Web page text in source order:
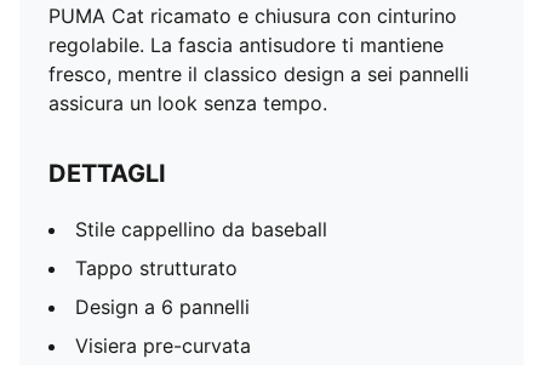
PUMA Cat ricamato e chiusura con cinturino
regolabile. La fascia antisudore ti mantiene
fresco, mentre il classico design a sei pannelli
assicura un look senza tempo.
DETTAGLI
Stile cappellino da baseball
Tappo strutturato
Design a 6 pannelli
Visiera pre-curvata